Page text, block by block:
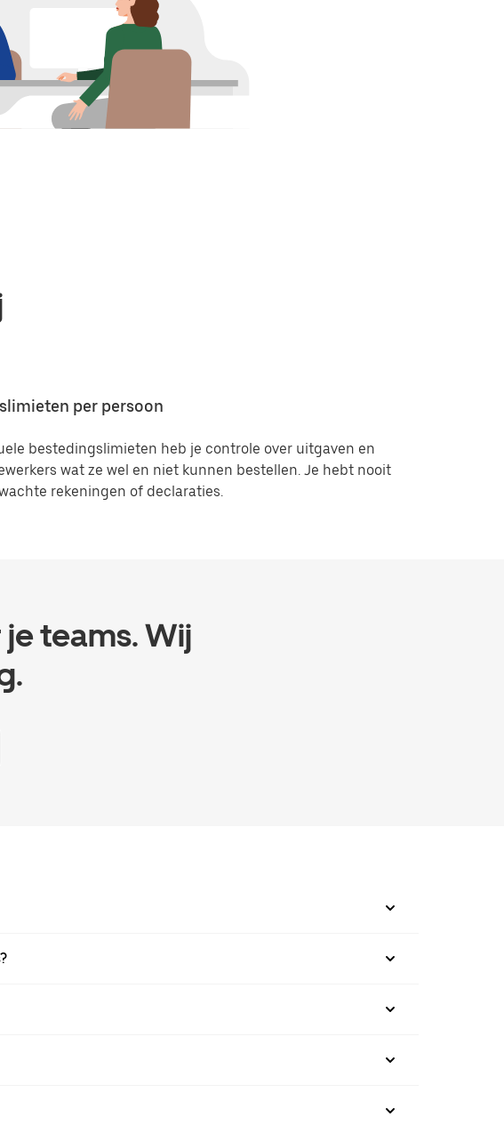
per persoon
bestedingslimieten heb je controle over uitgaven en
wat ze wel en niet kunnen bestellen. Je hebt nooit
rekeningen of declaraties.
teams. Wij